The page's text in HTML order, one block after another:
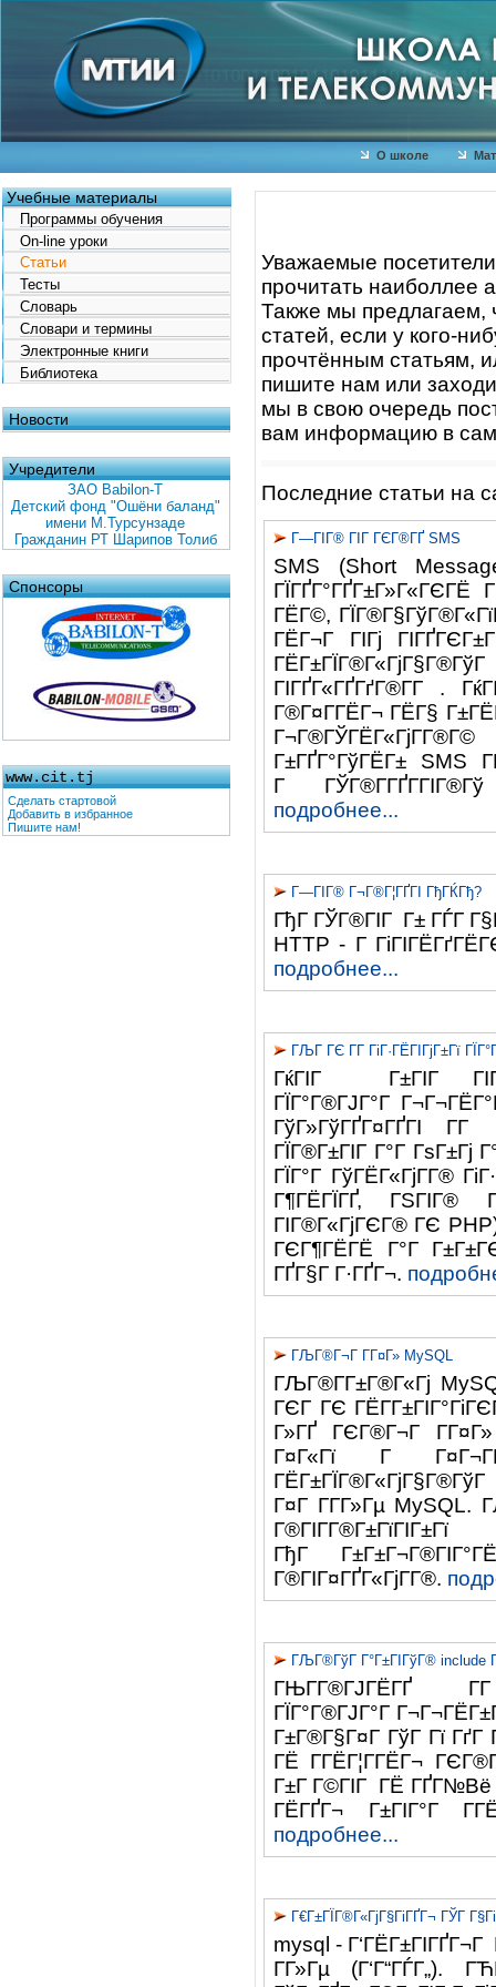
О школе
Учебные материалы
Программы обучения
On-line уроки
Статьи
Тесты
Словарь
Словари и термины
Электронные книги
Библиотека
Новости
Учредители
ЗАО Babilon-T
Детский фонд "Ошёни баланд"
имени М.Турсунзаде
Гражданин РТ Шарипов Толиб
Спонсоры
www.cit.tj
Сделать стартовой
Добавить в избранное
Пишите нам!
Уважаемые
прочитать наиболлее
Также мы предлагаем,
статей, если у кого-
прочтённым статьям,
пишите нам или
мы в свою очередь
вам информацию в
Последние статьи на
Г—ГІГ® ГІГ ГЄГ®ГҐ SMS
SMS (Short
ГЁГ©,
ГЁГ¬Г ГІГј
ГІГҐГ«ГҐГґГ®Г­Г .
Г®Г¤Г­ГЁГ¬ ГЁГ§
Г±ГҐГ°ГўГЁГ± SMS
Г
подробнее...
Г—ГІГ® Г¬Г®Г¦ГҐГІ ГђГЌГђ?
ГђГ ГЎГ®ГІГ Г± ГЃГ
HTTP - Г
подробнее...
ГЉГ ГЄ Г­Г ГіГ·ГЁГІГјГ±Гї
ГќГІГ Г±ГІГ
ГЇГ°Г®ГЈГ°Г
ГўГ»ГўГҐГ¤ГҐГІ Г­Г
ГЇГ®Г±ГІГ Г°Г
ГЇГ°Г ГўГЁГ«ГјГ­Г®
Г¶ГЁГЇГҐ, ГЅГІГ®
ГІГ®Г«ГјГЄГ® ГЄ
ГЄГ¶ГЁГЁ Г°Г
ГҐГ§Г Г·ГҐГ¬.
ГЉГ®Г¬Г Г­Г¤Г» MySQL
ГЉГ®Г­Г±Г®Г«Гј
ГЄГ ГЄ
Г»ГҐ ГЄГ®Г¬Г Г­Г¤Г»
Г¤Г«Гї Г
Г¤Г Г­Г­Г»Гµ MySQL.
ГђГ
Г®ГІГ¤ГҐГ«ГјГ­Г®.
ГЉГ®ГўГ Г°Г±ГІГўГ® include
ГЇГ°Г®ГЈГ°Г
Г±Г®Г§Г¤Г ГўГ Гї
ГЁ Г­ГЁГ¦Г­ГЁГ¬
Г±Г Г©ГІГ ГЁ ГҐГ№Вё
ГЁГҐГ¬ Г±ГІГ°Г
подробнее...
Г€Г±ГЇГ®Г«ГјГ§ГіГҐГ¬ ГЎГ
mysql - Г‘ГЁГ±ГІГҐГ¬Г
Г­Г»Гµ (Г‘Г“ГЃГ„).